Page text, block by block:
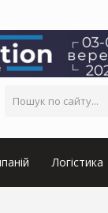
Логістика